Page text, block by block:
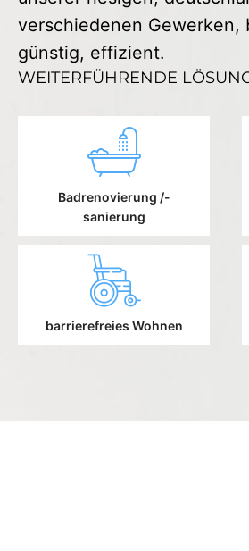
verschiedenen
günstig, effizient.
WEITERFÜHRENDE
Badrenovierung /-
sanierung
barrierefreies Wohnen